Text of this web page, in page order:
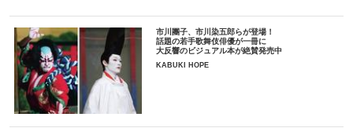
市川團子、市川染五郎らが登場！
話題の若手歌舞伎俳優が一冊に
大反響のビジュアル本が絶賛発売中
KABUKI HOPE